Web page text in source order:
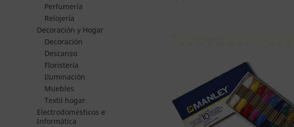
Perfumería
Relojería
Decoración y Hogar
Decoración
Descanso
Floristería
Iluminación
Muebles
Textil hogar
Electrodomésticos e
Informática